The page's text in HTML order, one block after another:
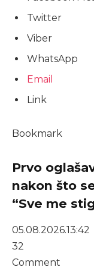
Twitter
Viber
WhatsApp
Email
Link
Bookmark
Prvo
nakon što
“Sve me
05.08.2026.13:42
32
Comment